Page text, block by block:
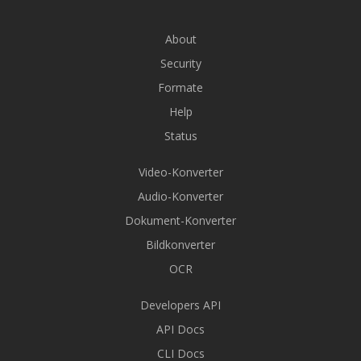
About
Security
Formate
Help
Status
Video-Konverter
Audio-Konverter
Dokument-Konverter
Bildkonverter
OCR
Developers API
API Docs
CLI Docs